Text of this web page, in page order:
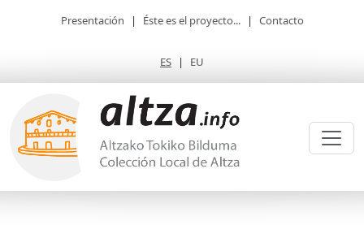
Presentación | Éste es el proyecto... | Contacto
ES | EU